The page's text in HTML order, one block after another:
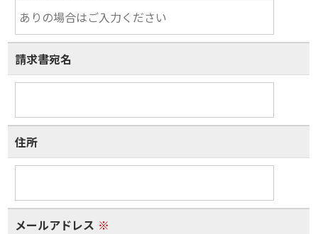
請求書宛名
住所
メールアドレス ※